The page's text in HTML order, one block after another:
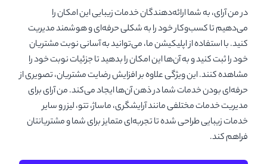
در من آرای، به شما ارائه‌دهندگان خدمات زیبایی این امکان را
می‌دهیم تا کسب‌وکار خود را به شکلی حرفه‌ای و هوشمند مدیریت
کنید. با استفاده از اپلیکیشن ما، می‌توانید به آسانی نوبت مشتریان
خود را ثبت کنید و به آن‌ها این امکان را بدهید تا جزئیات نوبت خود را
مشاهده کنند. این ویژگی علاوه بر افزایش رضایت مشتریان، تصویری از
حرفه‌ای بودن خدمات شما در ذهن آن‌ها ایجاد می‌کند. من آرای برای
مدیریت خدمات مختلفی مانند آرایشگری، ماساژ، تتو، لیزر و سایر
خدمات زیبایی طراحی شده تا تجربه‌ای متمایز برای شما و مشتریانتان
فراهم کند.